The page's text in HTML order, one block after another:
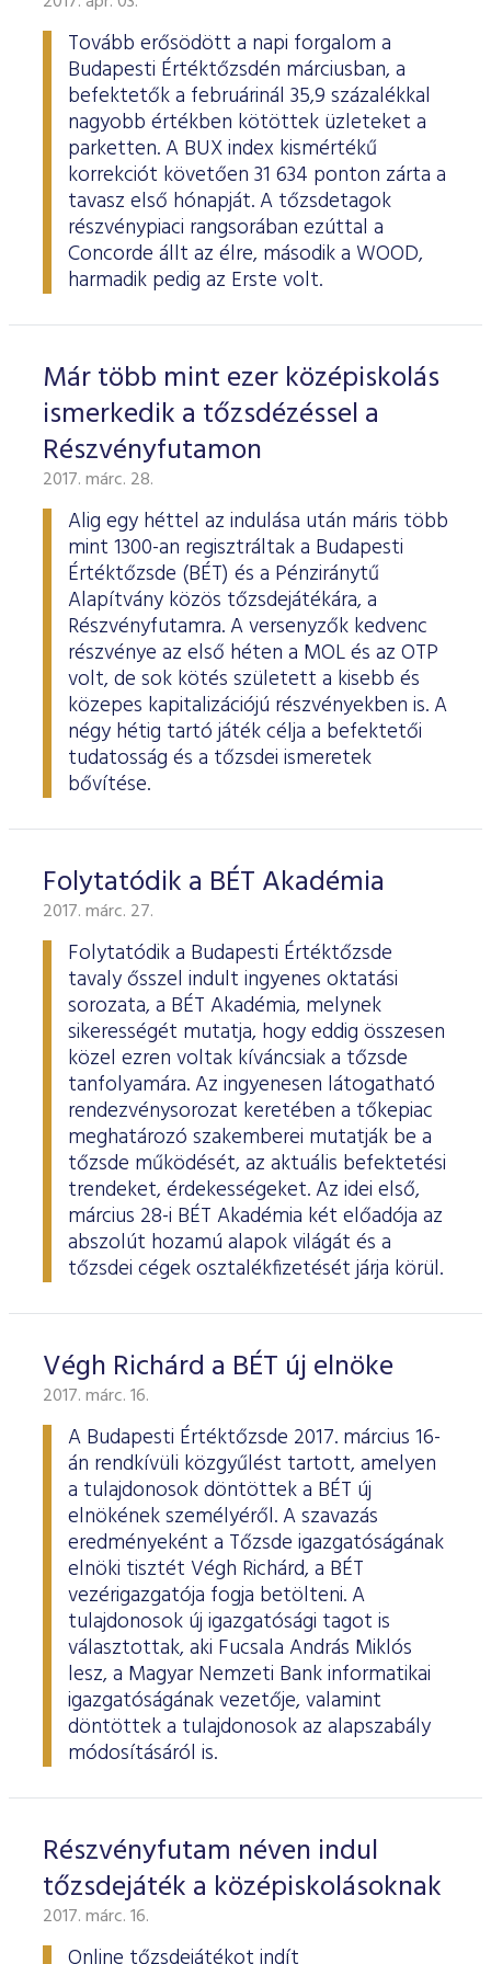
ESG Útmutató
Tovább erősödött a napi forgalom a
Budapesti Értéktőzsdén márciusban, a
befektetők a februárinál 35,9 százalékkal
nagyobb értékben kötöttek üzleteket a
parketten. A BUX index kismértékű
korrekciót követően 31 634 ponton zárta a
tavasz első hónapját. A tőzsdetagok
részvénypiaci rangsorában ezúttal a
Concorde állt az élre, második a WOOD,
harmadik pedig az Erste volt.
Már több mint ezer középiskolás
ismerkedik a tőzsdézéssel a
Részvényfutamon
2017. márc. 28.
Alig egy héttel az indulása után máris több
mint 1300-an regisztráltak a Budapesti
Értéktőzsde (BÉT) és a Pénziránytű
Alapítvány közös tőzsdejátékára, a
Részvényfutamra. A versenyzők kedvenc
részvénye az első héten a MOL és az OTP
volt, de sok kötés született a kisebb és
közepes kapitalizációjú részvényekben is. A
négy hétig tartó játék célja a befektetői
tudatosság és a tőzsdei ismeretek
bővítése.
Folytatódik a BÉT Akadémia
2017. márc. 27.
Folytatódik a Budapesti Értéktőzsde
tavaly ősszel indult ingyenes oktatási
sorozata, a BÉT Akadémia, melynek
sikerességét mutatja, hogy eddig összesen
közel ezren voltak kíváncsiak a tőzsde
tanfolyamára. Az ingyenesen látogatható
rendezvénysorozat keretében a tőkepiac
meghatározó szakemberei mutatják be a
tőzsde működését, az aktuális befektetési
trendeket, érdekességeket. Az idei első,
március 28-i BÉT Akadémia két előadója az
abszolút hozamú alapok világát és a
tőzsdei cégek osztalékfizetését járja körül.
Végh Richárd a BÉT új elnöke
2017. márc. 16.
A Budapesti Értéktőzsde 2017. március 16-
án rendkívüli közgyűlést tartott, amelyen
a tulajdonosok döntöttek a BÉT új
elnökének személyéről. A szavazás
eredményeként a Tőzsde igazgatóságának
elnöki tisztét Végh Richárd, a BÉT
vezérigazgatója fogja betölteni. A
tulajdonosok új igazgatósági tagot is
választottak, aki Fucsala András Miklós
lesz, a Magyar Nemzeti Bank informatikai
igazgatóságának vezetője, valamint
döntöttek a tulajdonosok az alapszabály
módosításáról is.
Részvényfutam néven indul
tőzsdejáték a középiskolásoknak
2017. márc. 16.